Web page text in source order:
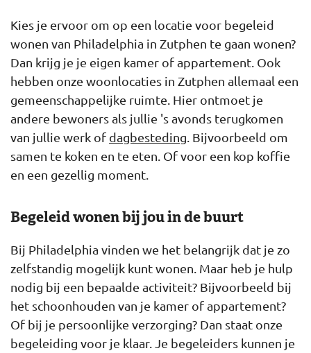
Kies je ervoor om op een locatie voor begeleid
wonen van Philadelphia in Zutphen te gaan wonen?
Dan krijg je je eigen kamer of appartement. Ook
hebben onze woonlocaties in Zutphen allemaal een
gemeenschappelijke ruimte. Hier ontmoet je
andere bewoners als jullie 's avonds terugkomen
van jullie werk of dagbesteding . Bijvoorbeeld om
samen te koken en te eten. Of voor een kop koffie
en een gezellig moment.
Begeleid wonen bij jou in de buurt
Bij Philadelphia vinden we het belangrijk dat je zo
zelfstandig mogelijk kunt wonen. Maar heb je hulp
nodig bij een bepaalde activiteit? Bijvoorbeeld bij
het schoonhouden van je kamer of appartement?
Of bij je persoonlijke verzorging? Dan staat onze
begeleiding voor je klaar. Je begeleiders kunnen je